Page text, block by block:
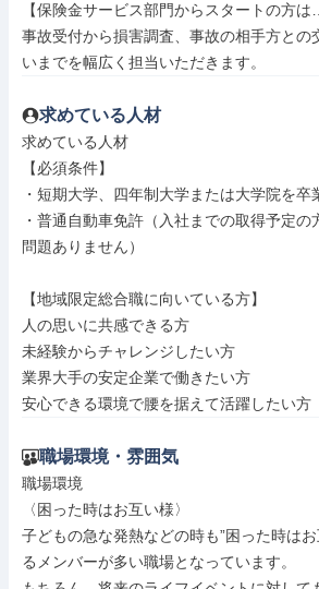
【保険金サービス部門からスタートの方は
事故受付から損害調査、事故の相手方との
いまでを幅広く担当いただきます。
求めている人材
求めている人材
【必須条件】
・短期大学、四年制大学または大学院を卒
・普通自動車免許（入社までの取得予定
問題ありません）
【地域限定総合職に向いている方】
人の思いに共感できる方
未経験からチャレンジしたい方
業界大手の安定企業で働きたい方
安心できる環境で腰を据えて活躍したい方
職場環境・雰囲気
職場環境
〈困った時はお互い様〉
子どもの急な発熱などの時も”困った時はお
るメンバーが多い職場となっています。